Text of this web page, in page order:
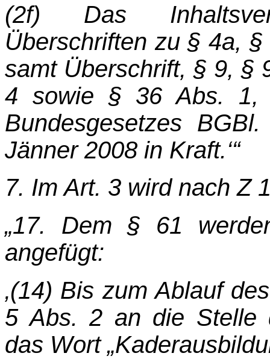
(2f) Das
Überschriften zu § 4a,
samt Überschrift, § 9, §
4 sowie § 36 Abs. 1,
Bundesgesetzes
Jänner 2008 in Kraft.‘“
7. Im Art. 3 wird nach Z
„17. Dem § 61
angefügt:
‚(14) Bis zum Ablauf
5 Abs. 2 an die Stelle
das Wort